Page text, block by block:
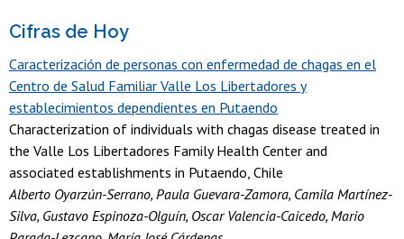
Cifras de Hoy
Caracterización de personas con enfermedad de chagas en el
Centro de Salud Familiar Valle Los Libertadores y
establecimientos dependientes en Putaendo
Characterization of individuals with chagas disease treated in
the Valle Los Libertadores Family Health Center and
associated establishments in Putaendo, Chile
Alberto Oyarzún-Serrano, Paula Guevara-Zamora, Camila Martínez-
Silva, Gustavo Espinoza-Olguín, Oscar Valencia-Caicedo, Mario